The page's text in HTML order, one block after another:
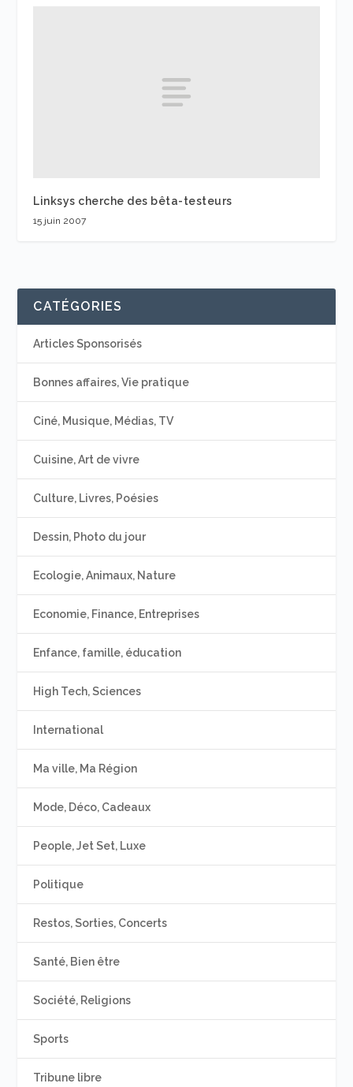
Linksys cherche des bêta-testeurs
15 juin 2007
CATÉGORIES
Articles Sponsorisés
Bonnes affaires, Vie pratique
Ciné, Musique, Médias, TV
Cuisine, Art de vivre
Culture, Livres, Poésies
Dessin, Photo du jour
Ecologie, Animaux, Nature
Economie, Finance, Entreprises
Enfance, famille, éducation
High Tech, Sciences
International
Ma ville, Ma Région
Mode, Déco, Cadeaux
People, Jet Set, Luxe
Politique
Restos, Sorties, Concerts
Santé, Bien être
Société, Religions
Sports
Tribune libre